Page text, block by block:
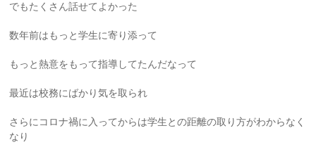
でもたくさん話せてよかった
数年前はもっと学生に寄り添って
もっと熱意をもって指導してたんだなって
最近は校務にばかり気を取られ
さらにコロナ禍に入ってからは学生との距離の取り方がわからなく
なり